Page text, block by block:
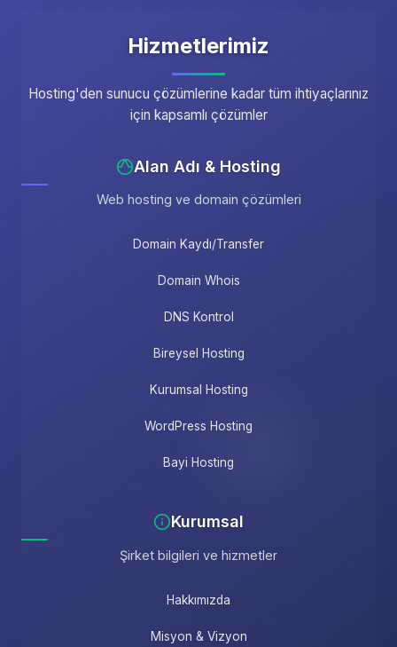
Hizmetlerimiz
Hosting'den sunucu çözümlerine kadar tüm ihtiyaçlarınız
için kapsamlı çözümler
Alan Adı & Hosting
Web hosting ve domain çözümleri
Domain Kaydı/Transfer
Domain Whois
DNS Kontrol
Bireysel Hosting
Kurumsal Hosting
WordPress Hosting
Bayi Hosting
Kurumsal
Şirket bilgileri ve hizmetler
Hakkımızda
Misyon & Vizyon